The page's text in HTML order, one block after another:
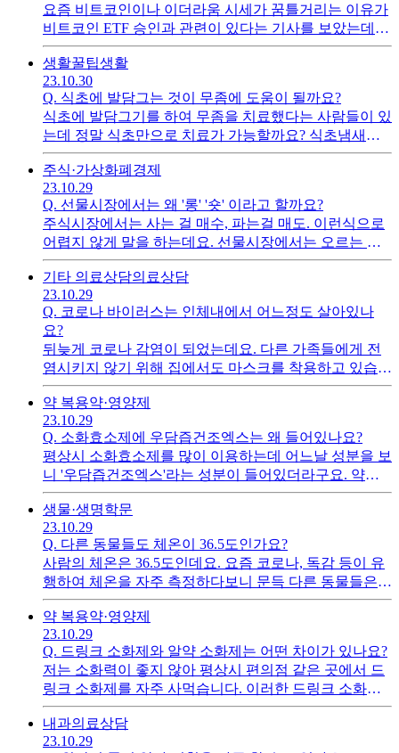
요즘 비트코인이나 이더라움 시세가 꿈틀거리는 이유가
비트코인 ETF 승인과 관련이 있다는 기사를 보았는데
요. 비트코인 ETF 무엇이며 이것이 가상화폐 시장에 어
떤 영향을 주나요?
생활꿀팁생활
23.10.30
Q. 식초에 발담그는 것이 무좀에 도움이 될까요?
식초에 발담그기를 하여 무좀을 치료했다는 사람들이 있
는데 정말 식초만으로 치료가 가능할까요? 식초냄새가
괴롭더라도 치료만 된다면 얼마든지 감수할 수 있는데
요....
주식·가상화폐 경제
23.10.29
Q. 선물시장에서는 왜 '롱' '숏' 이라고 할까요?
주식시장에서는 사는 걸 매수, 파는걸 매도. 이런식으로
어렵지 않게 말을 하는데요. 선물시장에서는 오르는 것
에 배팅을 '롱', 내려가는 것에 배팅을 '숏'이라고 하더라
구요. 왜 이런 명칭이 붙어졌는지 궁금해요.
기타 의료상담의료상담
23.10.29
Q. 코로나 바이러스는 인체내에서 어느정도 살아있나
요?
뒤늦게 코로나 감염이 되었는데요. 다른 가족들에게 전
염시키지 않기 위해 집에서도 마스크를 착용하고 있습니
다. 며칠 지나다보니 빨리 벗고 싶은 마음 뿐인데 코로나
바이러스는 몸속에서 얼마나 살아있는지 궁금합니다.
약 복용약·영양제
23.10.29
Q. 소화효소제에 우담즙건조엑스는 왜 들어있나요?
평상시 소화효소제를 많이 이용하는데 어느날 성분을 보
니 '우담즙건조엑스'라는 성분이 들어있더라구요. 약마
다 함량은 다르지만 모두 들어있던데 왜 이런 성분이 들
어있나요?
생물·생명학문
23.10.29
Q. 다른 동물들도 체온이 36.5도인가요?
사람의 체온은 36.5도인데요. 요즘 코로나, 독감 등이 유
행하여 체온을 자주 측정하다보니 문득 다른 동물들은
체온이 어떨까까는 궁금증이 생기더라구요.
약 복용약·영양제
23.10.29
Q. 드링크 소화제와 알약 소화제는 어떤 차이가 있나요?
저는 소화력이 좋지 않아 평상시 편의점 같은 곳에서 드
링크 소화제를 자주 사먹습니다. 이러한 드링크 소화제
와 약국에서 판매하는 알약 소화제는 어떤 차이가 있는
지 궁금합니다.
내과의료상담
23.10.29